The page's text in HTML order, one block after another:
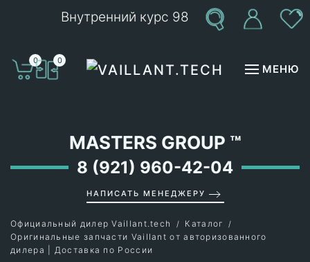
Внутренний курс 98
0 0
МЕНЮ
MASTERS GROUP ™
8 (921) 960-42-04
НАПИСАТЬ МЕНЕДЖЕРУ
Официальный дилер Vaillant.tech
Каталог
Оригинальные запчасти Vaillant от авторизованного
дилера | Доставка по России